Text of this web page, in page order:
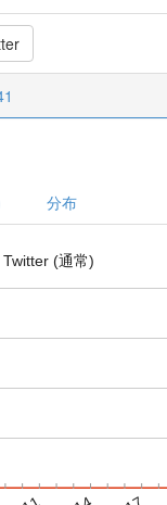
分布
Twitter (通常)